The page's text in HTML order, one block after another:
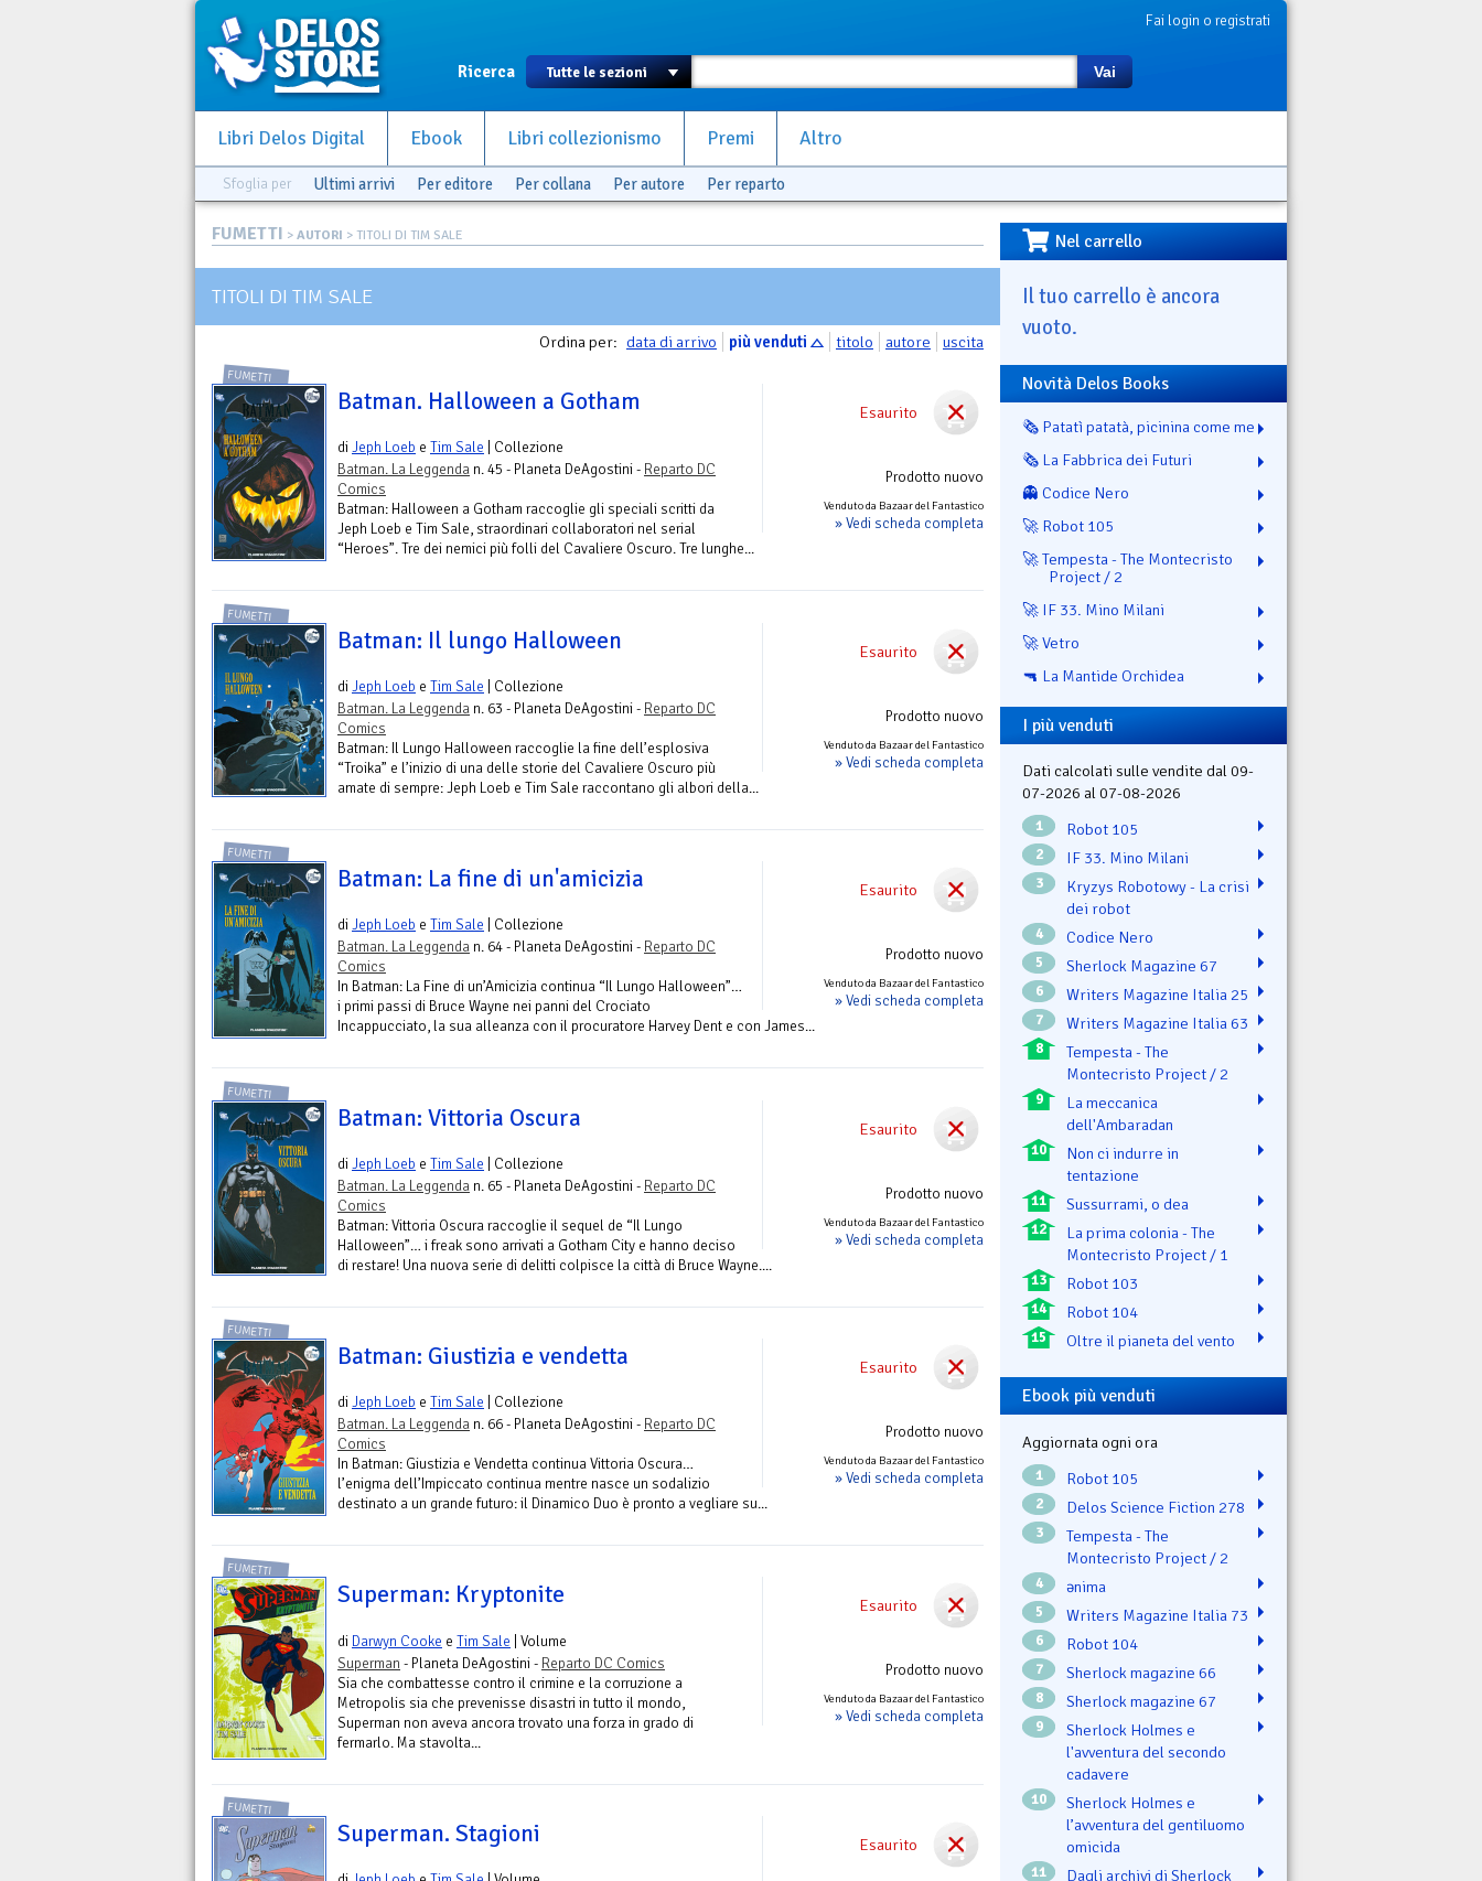
Fai login o registrati
Ricerca Vai
Libri Delos Digital Ebook Libri collezionismo Premi Altro
Sfoglia per Ultimi arrivi Per editore Per collana Per autore Per reparto
FUMETTI > AUTORI > TITOLI DI TIM SALE
TITOLI DI TIM SALE
Ordina per: data di arrivo più venduti titolo autore uscita
Esaurito
Prodotto nuovo
Venduto da Bazaar del Fantastico
» Vedi scheda completa
FUMETTI
Batman. Halloween a Gotham
diJeph Loeb e Tim Sale | Collezione
Batman. La Leggenda n. 45 - Planeta DeAgostini - Reparto DC
Comics
Batman: Halloween a Gotham raccoglie gli speciali scritti da
Jeph Loeb e Tim Sale, straordinari collaboratori nel serial
“Heroes”. Tre dei nemici più folli del Cavaliere Oscuro. Tre lunghe...
Esaurito
Prodotto nuovo
Venduto da Bazaar del Fantastico
» Vedi scheda completa
FUMETTI
Batman: Il lungo Halloween
diJeph Loeb e Tim Sale | Collezione
Batman. La Leggenda n. 63 - Planeta DeAgostini - Reparto DC
Comics
Batman: Il Lungo Halloween raccoglie la fine dell’esplosiva
“Troika” e l’inizio di una delle storie del Cavaliere Oscuro più
amate di sempre: Jeph Loeb e Tim Sale raccontano gli albori della...
Esaurito
Prodotto nuovo
Venduto da Bazaar del Fantastico
» Vedi scheda completa
FUMETTI
Batman: La fine di un'amicizia
diJeph Loeb e Tim Sale | Collezione
Batman. La Leggenda n. 64 - Planeta DeAgostini - Reparto DC
Comics
In Batman: La Fine di un’Amicizia continua “Il Lungo Halloween”…
i primi passi di Bruce Wayne nei panni del Crociato
Incappucciato, la sua alleanza con il procuratore Harvey Dent e con James...
Esaurito
Prodotto nuovo
Venduto da Bazaar del Fantastico
» Vedi scheda completa
FUMETTI
Batman: Vittoria Oscura
diJeph Loeb e Tim Sale | Collezione
Batman. La Leggenda n. 65 - Planeta DeAgostini - Reparto DC
Comics
Batman: Vittoria Oscura raccoglie il sequel de “Il Lungo
Halloween”… i freak sono arrivati a Gotham City e hanno deciso
di restare! Una nuova serie di delitti colpisce la città di Bruce Wayne....
Esaurito
Prodotto nuovo
Venduto da Bazaar del Fantastico
» Vedi scheda completa
FUMETTI
Batman: Giustizia e vendetta
diJeph Loeb e Tim Sale | Collezione
Batman. La Leggenda n. 66 - Planeta DeAgostini - Reparto DC
Comics
In Batman: Giustizia e Vendetta continua Vittoria Oscura…
l’enigma dell’Impiccato continua mentre nasce un sodalizio
destinato a un grande futuro: il Dinamico Duo è pronto a vegliare su...
Esaurito
Prodotto nuovo
Venduto da Bazaar del Fantastico
» Vedi scheda completa
FUMETTI
Superman: Kryptonite
di Darwyn Cooke e Tim Sale | Volume
Superman - Planeta DeAgostini - Reparto DC Comics
Sia che combattesse contro il crimine e la corruzione a
Metropolis sia che prevenisse disastri in tutto il mondo,
Superman non aveva ancora trovato una forza in grado di
fermarlo. Ma stavolta...
Esaurito
FUMETTI
Superman. Stagioni
Nel carrello
Il tuo carrello è ancora
vuoto.
Novità Delos Books
🗞️ Patatì patatà, picinina come me
🗞️ La Fabbrica dei Futuri
👻 Codice Nero
🚀 Robot 105
🚀 Tempesta - The Montecristo
Project / 2
🚀 IF 33. Mino Milani
🚀 Vetro
🔫 La Mantide Orchidea
I più venduti
Dati calcolati sulle vendite dal 09-
07-2026 al 07-08-2026
1 Robot 105
2 IF 33. Mino Milani
3
Kryzys Robotowy - La crisi
dei robot
4 Codice Nero
5 Sherlock Magazine 67
6 Writers Magazine Italia 25
7 Writers Magazine Italia 63
8
Tempesta - The
Montecristo Project / 2
9
La meccanica
dell'Ambaradan
10
Non ci indurre in
tentazione
11 Sussurrami, o dea
12
La prima colonia - The
Montecristo Project / 1
13 Robot 103
14 Robot 104
15 Oltre il pianeta del vento
Ebook più venduti
Aggiornata ogni ora
1 Robot 105
2 Delos Science Fiction 278
3
Tempesta - The
Montecristo Project / 2
4 ənima
5 Writers Magazine Italia 73
6 Robot 104
7 Sherlock magazine 66
8 Sherlock magazine 67
9
Sherlock Holmes e
l'avventura del secondo
cadavere
10
Sherlock Holmes e
l’avventura del gentiluomo
omicida
11
Dagli archivi di Sherlock